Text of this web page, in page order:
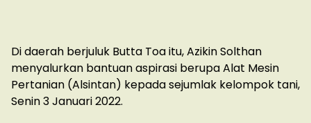
Di daerah berjuluk Butta Toa itu, Azikin Solthan
menyalurkan bantuan aspirasi berupa Alat Mesin
Pertanian (Alsintan) kepada sejumlak kelompok tani,
Senin 3 Januari 2022.